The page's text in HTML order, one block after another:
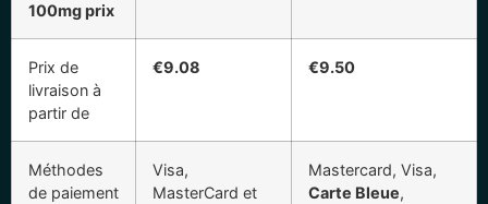
100mg prix
Prix de
livraison à
partir de
€9.08 €9.50
Méthodes
de paiement
Visa,
MasterCard et
Mastercard, Visa,
Carte Bleue,